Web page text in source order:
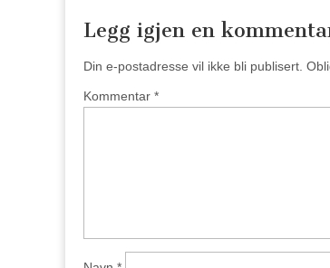
Legg igjen en
Din e-postadresse vil ikke bli publisert.
Kommentar *